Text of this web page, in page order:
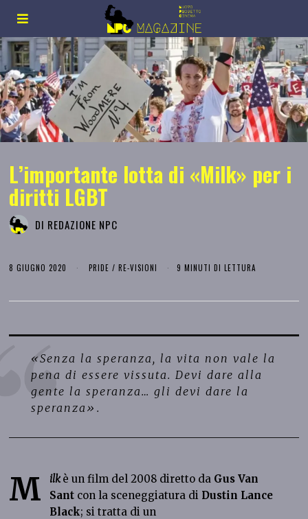
L’importante lotta di «Milk» per i
diritti LGBT
DI REDAZIONE NPC
8 GIUGNO 2020 PRIDE / RE-VISIONI 9 MINUTI DI LETTURA
«Senza la speranza, la vita non vale la
pena di essere vissuta. Devi dare alla
gente la speranza… gli devi dare la
speranza».
M ilk è un film del 2008 diretto da Gus Van
Sant con la sceneggiatura di Dustin Lance
Black; si tratta di un